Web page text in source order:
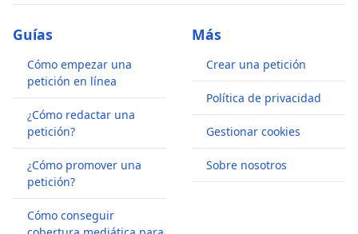
Guías
Cómo empezar una
petición en línea
¿Cómo redactar una
petición?
¿Cómo promover una
petición?
Cómo conseguir
Más
Crear una petición
Política de privacidad
Gestionar cookies
Sobre nosotros